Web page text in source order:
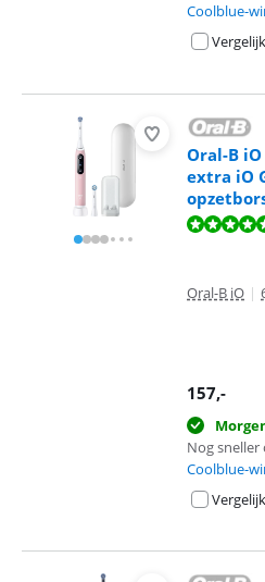
Coolblue-
Oral-B iO
extra iO
Beoordeling is 8,8 van de 10,
Oral-B iO |
157,-
Nog sneller
Coolblue-